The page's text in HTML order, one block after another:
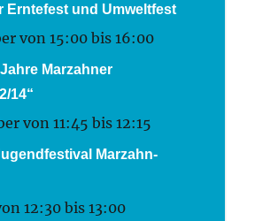
Erntefest und Umweltfest
von 15:00 bis16:00
Marzahner
14“
von 11:45 bis12:15
Marzahn-
12:30 bis13:00